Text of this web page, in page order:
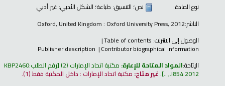
نوع المادة : نص؛ التنسيق: طباعة؛ الشكل الأدبي: غير أدبي
الناشر:Oxford, United Kingdom : Oxford University Press, 2012
الوصول إلى الانترنت: Table of contents
Contributor biographical information
Publisher description
الإتاحة:المواد المتاحة للإعارة: مكتبة اتحاد الإمارات (2) رقم الطلب:KBP2460
.I854 2012, ..
.غير متاح:مكتبة اتحاد الإمارات : داخل المكتبة فقط(1).